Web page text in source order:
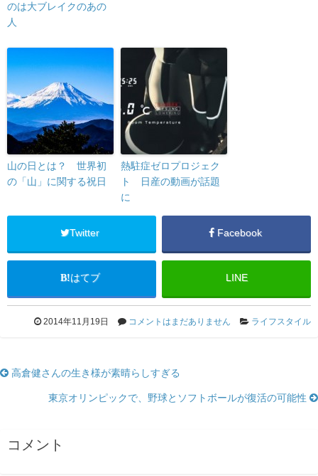
のは大ブレイクのあの
人
山の日とは？ 世界初
の「山」に関する祝日
熱駐症ゼロプロジェク
ト 日産の動画が話題
に
Twitter Facebook
はてブ LINE
2014年11月19日 コメントはまだありません ライフスタイル
高倉健さんの生き様が素晴らしすぎる
東京オリンピックで、野球とソフトボールが復活の可能性
コメント